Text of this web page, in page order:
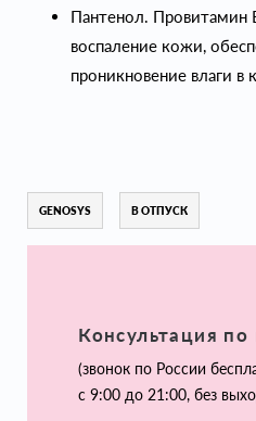
Пантенол. Провитамин
воспаление кожи,
проникновение влаги в
GENOSYS В ОТПУСК
Консультация по
(звонок по России
с 9:00 до 21:00, без